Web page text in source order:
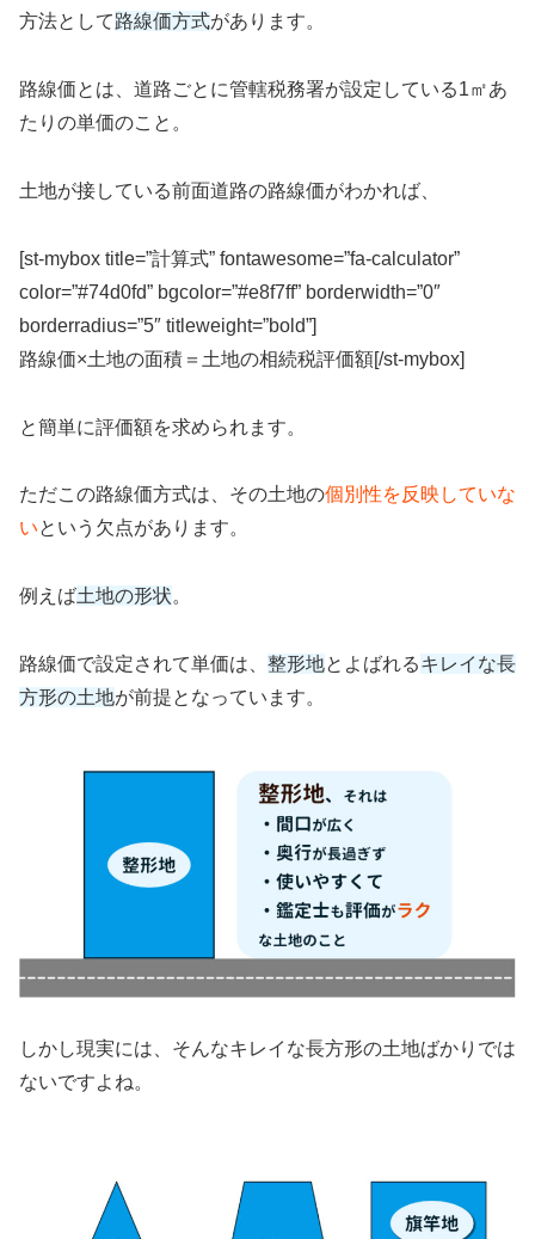
方法として路線価方式があります。
路線価とは、道路ごとに管轄税務署が設定している1㎡あ
たりの単価のこと。
土地が接している前面道路の路線価がわかれば、
[st-mybox title=”計算式” fontawesome=”fa-calculator”
color=”#74d0fd” bgcolor=”#e8f7ff” borderwidth=”0″
borderradius=”5″ titleweight=”bold”]
路線価×土地の面積＝土地の相続税評価額[/st-mybox]
と簡単に評価額を求められます。
ただこの路線価方式は、その土地の個別性を反映していな
いという欠点があります。
例えば土地の形状。
路線価で設定されて単価は、 整形地とよばれるキレイな長
方形の土地が前提となっています。
しかし現実には、そんなキレイな長方形の土地ばかりでは
ないですよね。